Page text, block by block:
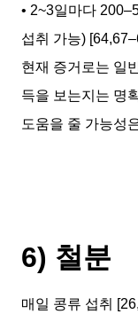
• 2~3일마다
섭취 가능)
현재 증거로는 일
득을 보는지는 명
도움을 줄 가능성
6) 철분
매일 콩류 섭취